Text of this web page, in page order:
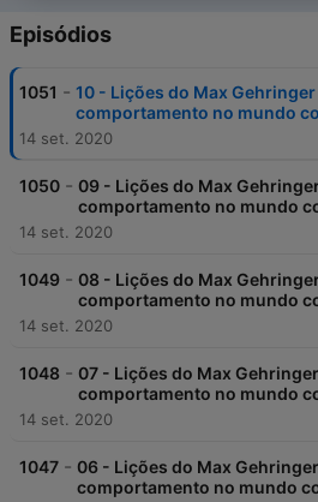
Episódios
1051 - 10 - Lições do Max
comportamento no mundo
14 set. 2020
1050 - 09 - Lições do Max
comportamento no mundo
14 set. 2020
1049 - 08 - Lições do Max
comportamento no mundo
14 set. 2020
1048 - 07 - Lições do Max
comportamento no mundo
14 set. 2020
1047 - 06 - Lições do Max
comportamento no mundo